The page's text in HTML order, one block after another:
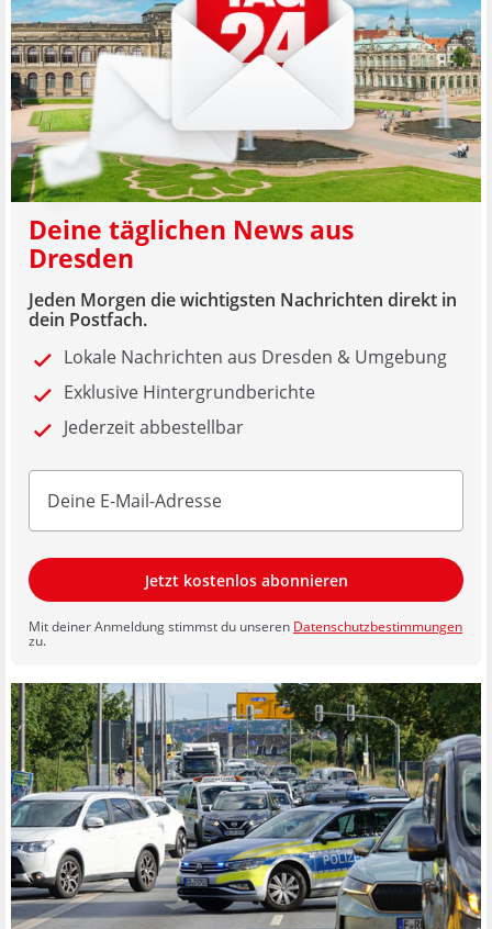
Deine täglichen News aus
Dresden
Jeden Morgen die wichtigsten Nachrichten direkt in
dein Postfach.
Lokale Nachrichten aus Dresden & Umgebung
Exklusive Hintergrundberichte
Jederzeit abbestellbar
Jetzt kostenlos abonnieren
Mit deiner Anmeldung stimmst du unseren Datenschutzbestimmungen
zu.